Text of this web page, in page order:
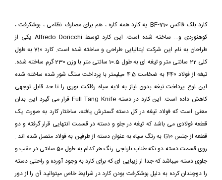
کارد بلک فاکس BF-710 یه کارد همه کاره ، هم برای مصارف نظامی ، بوشکرفت ،
کوهنوردی و... ساخته شده است. این کارد توسط Alfredo Doricchi یکی از
طراحان به نام این شرکت ایتالیایی طراحی و ساخته شده است. کارد 710 به طول
کلی 22 سانتی متر و تیغه ای به طول 10.5 سانتی متر با وزن 230 گرم ساخته شده.
تیغه از فولاد 440 به ضخامت 4.5 میلیمتر با پرداخت سنگ شور شده ساخته شده
این نوع پرداخت تیغه بدون نیاز به لایه سیاه رفلکت نوری را تا حد قابل توجهی
کاهش داده است. این کارد در دسته Full Tang Knife قرار می گیرد این بدان
معنی است که فولاد تیغه در کل دسته گسترش یافته، ساختار کارد به صورت یک
قطعه فولادی می باشد که تیغه در جلو و دسته در قسمت انتهایی قرار گرفته و دو
قطعه از جنس G10 به رنگ سیاه به عنوان دسته از طرفین به فولاد متصل شده اند .
روی قسمت دسته دو تکه طناب نارنجی رنگ هر کدام به طول 50 سانتی در عقب و
جلوی دسته میباشد که جدا از زیبایی ای که برای کارد به وجود آورده و راحتی دسته
را دوچندان کرده به دلیل بوشکرفت بودن کارد در شرایط خاص میتوانید آن را از دور